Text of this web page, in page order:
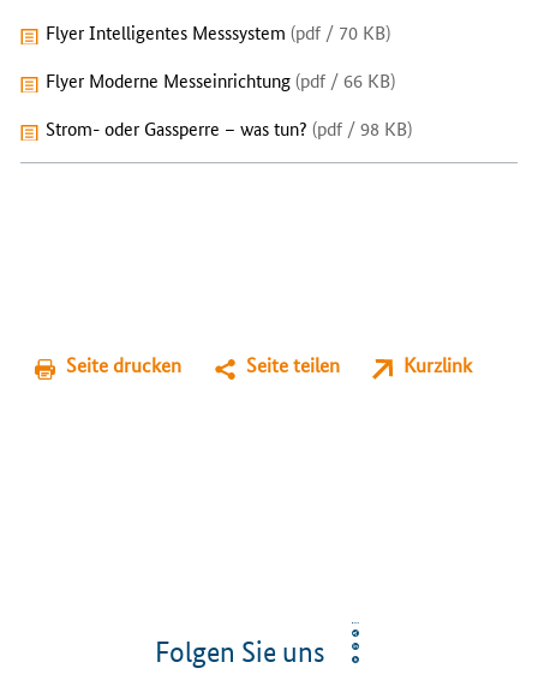
Flyer Intelligentes Messsystem (pdf / 70 KB)
Flyer Moderne Messeinrichtung(pdf / 66 KB)
Strom- oder Gassperre – was tun? (pdf / 98 KB)
Seite drucken Seite teilen Kurzlink
Folgen Sie uns